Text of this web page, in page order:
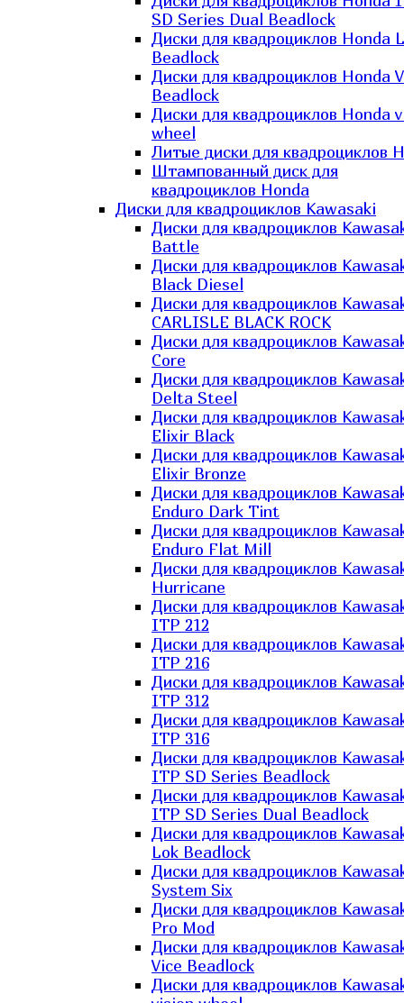
SD Series Dual Beadlock
Диски для квадроциклов Honda
Beadlock
Диски для квадроциклов Honda
Beadlock
Диски для квадроциклов Honda
wheel
Литые диски для квадроциклов
Штампованный диск для
квадроциклов Honda
Диски для квадроциклов Kawasaki
Диски для квадроциклов
Battle
Диски для квадроциклов
Black Diesel
Диски для квадроциклов
CARLISLE BLACK ROCK
Диски для квадроциклов
Core
Диски для квадроциклов
Delta Steel
Диски для квадроциклов
Elixir Black
Диски для квадроциклов
Elixir Bronze
Диски для квадроциклов
Enduro Dark Tint
Диски для квадроциклов
Enduro Flat Mill
Диски для квадроциклов
Hurricane
Диски для квадроциклов
ITP 212
Диски для квадроциклов
ITP 216
Диски для квадроциклов
ITP 312
Диски для квадроциклов
ITP 316
Диски для квадроциклов
ITP SD Series Beadlock
Диски для квадроциклов
ITP SD Series Dual Beadlock
Диски для квадроциклов
Lok Beadlock
Диски для квадроциклов
System Six
Диски для квадроциклов
Pro Mod
Диски для квадроциклов
Vice Beadlock
Диски для квадроциклов